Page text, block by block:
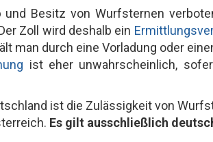
Besitz von Wurfsternen
Zoll wird deshalb ein
man durch eine Vorladung oder
ist eher unwahrscheinlich,
ist die Zulässigkeit von
Es gilt ausschließlich